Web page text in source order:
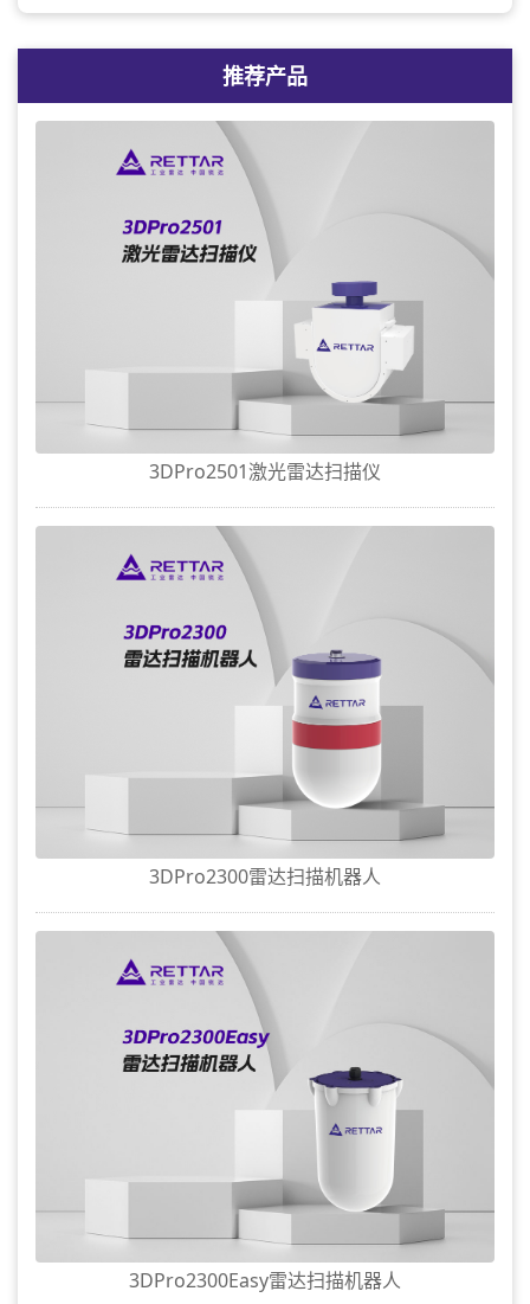
推荐产品
3DPro2501激光雷达扫描仪
3DPro2300雷达扫描机器人
3DPro2300Easy雷达扫描机器人